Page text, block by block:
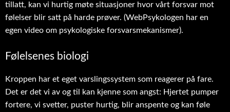
tillatt, kan vi hurtig møte situasjoner hvor vårt forsvar mot
følelser blir satt på harde prøver. (WebPsykologen har en
egen video om psykologiske forsvarsmekanismer).
Følelsenes biologi
Kroppen har et eget varslingssystem som reagerer på fare.
Det er det vi av og til kan kjenne som angst: Hjertet pumper
fortere, vi svetter, puster hurtig, blir anspente og kan føle